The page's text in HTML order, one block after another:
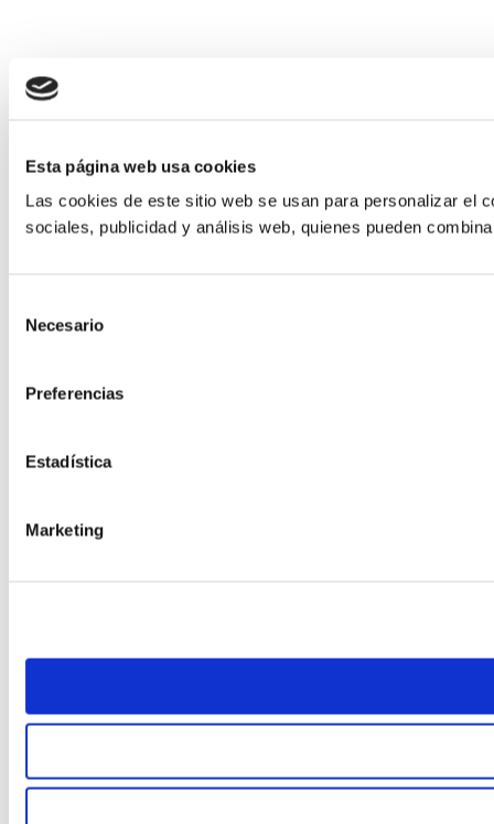
Esta página web usa cookies
Las cookies de este sitio web se usan para personalizar el
sociales, publicidad y análisis web, quienes pueden
Necesario
Preferencias
Estadística
Marketing